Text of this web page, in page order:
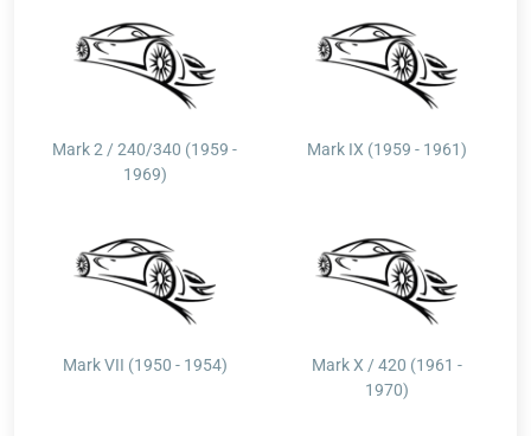
Mark 2 / 240/340 (1959 -
1969)
Mark IX (1959 - 1961)
Mark VII (1950 - 1954)
Mark X / 420 (1961 -
1970)